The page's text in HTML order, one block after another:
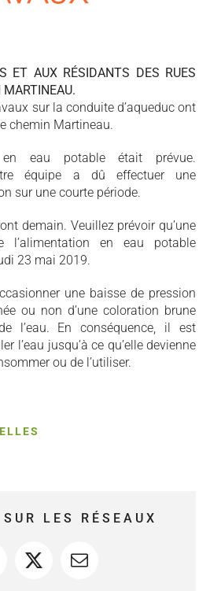
ET AUX RÉSIDANTS DES RUES
MARTINEAU.
sur la conduite d’aqueduc ont
chemin Martineau.
en eau potable était prévue.
équipe a dû effectuer une
sur une courte période.
demain. Veuillez prévoir qu’une
l’alimentation en eau potable
23 mai 2019.
une baisse de pression
ou non d’une coloration brune
l’eau. En conséquence, il est
l’eau jusqu’à ce qu’elle devienne
ou de l’utiliser.
LES RÉSEAUX
X Courriel